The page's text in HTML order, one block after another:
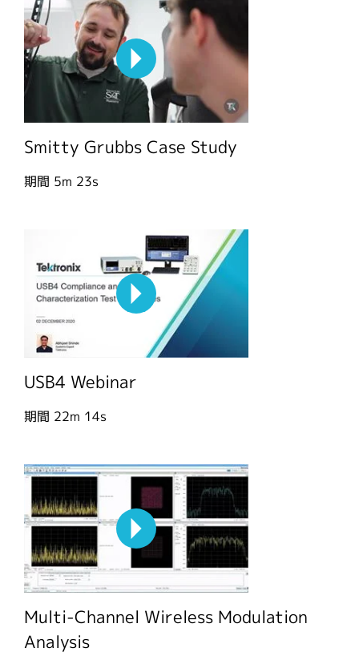
Smitty Grubbs Case Study
期間 5m 23s
USB4 Webinar
期間 22m 14s
Multi-Channel Wireless Modulation
Analysis